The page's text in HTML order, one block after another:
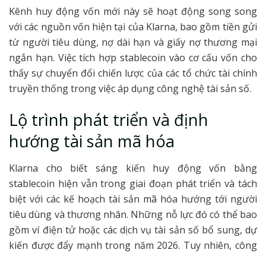
Kênh huy động vốn mới này sẽ hoạt động song song
với các nguồn vốn hiện tại của Klarna, bao gồm tiền gửi
từ người tiêu dùng, nợ dài hạn và giấy nợ thương mại
ngắn hạn. Việc tích hợp stablecoin vào cơ cấu vốn cho
thấy sự chuyển đổi chiến lược của các tổ chức tài chính
truyền thống trong việc áp dụng công nghệ tài sản số.
Lộ trình phát triển và định
hướng tài sản mã hóa
Klarna cho biết sáng kiến huy động vốn bằng
stablecoin hiện vẫn trong giai đoạn phát triển và tách
biệt với các kế hoạch tài sản mã hóa hướng tới người
tiêu dùng và thương nhân. Những nỗ lực đó có thể bao
gồm ví điện tử hoặc các dịch vụ tài sản số bổ sung, dự
kiến được đẩy mạnh trong năm 2026. Tuy nhiên, công